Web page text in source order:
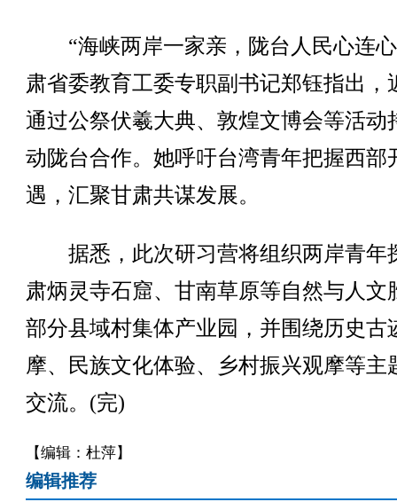
“海峡两岸一家亲，陇台人民心连心
肃省委教育工委专职副书记郑钰指出，
通过公祭伏羲大典、敦煌文博会等活动
动陇台合作。她呼吁台湾青年把握西部
遇，汇聚甘肃共谋发展。
据悉，此次研习营将组织两岸青年
肃炳灵寺石窟、甘南草原等自然与人文
部分县域村集体产业园，并围绕历史古
摩、民族文化体验、乡村振兴观摩等主
交流。(完)
【编辑：杜萍】
编辑推荐